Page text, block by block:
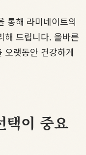
통해 라미네이트의
해 드립니다. 올바른
오랫동안 건강하게
택이 중요